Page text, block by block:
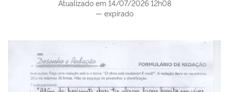
Atualizado em 14/07/2026 12h08
— expirado